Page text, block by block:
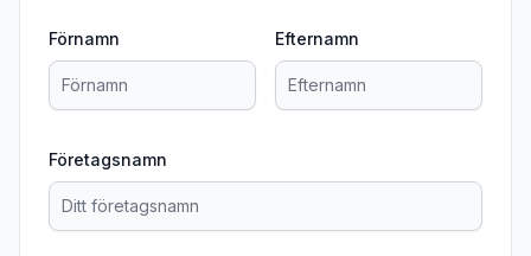
Förnamn Efternamn
Företagsnamn